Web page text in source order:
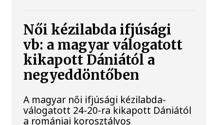
Női kézilabda ifjúsági
vb: a magyar válogatott
kikapott Dániától a
negyeddöntőben
A magyar női ifjúsági kézilabda-
válogatott 24-20-ra kikapott Dániától
a romániai korosztályos